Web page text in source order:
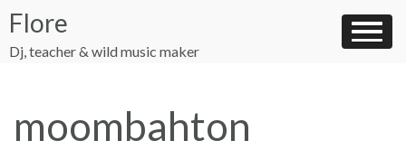
content
Flore
Dj, teacher & wild music maker
moombahton